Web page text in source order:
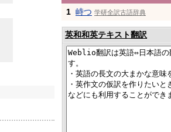
1 峙つ 学研全訳古語辞典
英和和英テキスト翻訳